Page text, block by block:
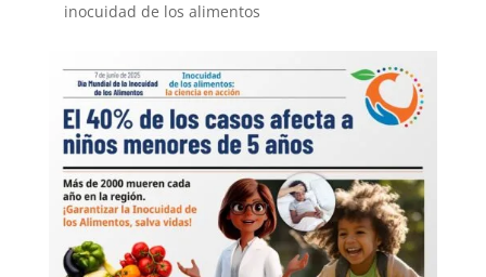
inocuidad de los alimentos